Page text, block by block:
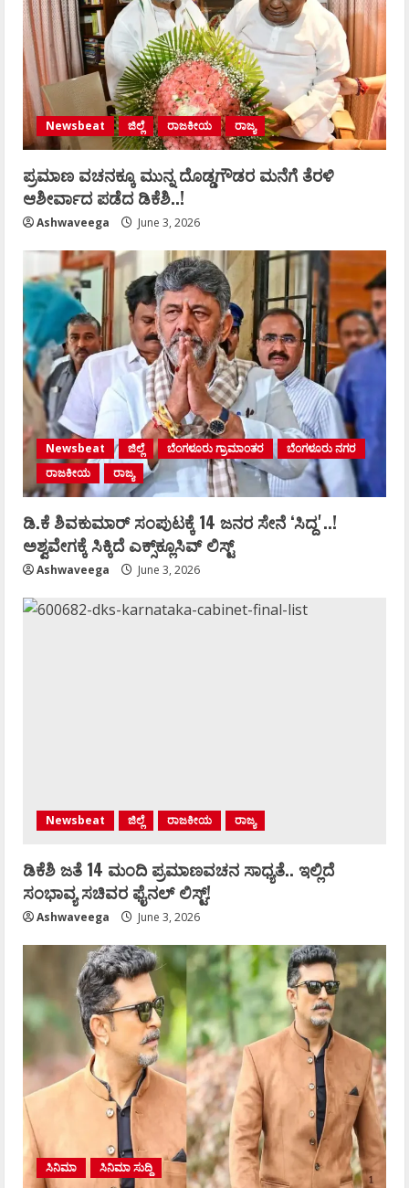
Newsbeat ಜಿಲ್ಲೆ ರಾಜಕೀಯ ರಾಜ್ಯ
ಪ್ರಮಾಣ ವಚನಕ್ಕೂ ಮುನ್ನ ದೊಡ್ಡಗೌಡರ ಮನೆಗೆ ತೆರಳಿ
ಆಶೀರ್ವಾದ ಪಡೆದ ಡಿಕೆಶಿ..!
Ashwaveega June 3, 2026
Newsbeat ಜಿಲ್ಲೆ ಬೆಂಗಳೂರು ಗ್ರಾಮಾಂತರ
ಬೆಂಗಳೂರು ನಗರ
ರಾಜಕೀಯ
ರಾಜ್ಯ
ಡಿ.ಕೆ ಶಿವಕುಮಾರ್‌ ಸಂಪುಟಕ್ಕೆ 14 ಜನರ ಸೇನೆ ʻಸಿದ್ದʼ..!
ಅಶ್ವವೇಗಕ್ಕೆ ಸಿಕ್ಕಿದೆ ಎಕ್ಸ್‌ಕ್ಲೂಸಿವ್‌ ಲಿಸ್ಟ್‌
Ashwaveega June 3, 2026
Newsbeat ಜಿಲ್ಲೆ ರಾಜಕೀಯ ರಾಜ್ಯ
ಡಿಕೆಶಿ ಜತೆ 14 ಮಂದಿ ಪ್ರಮಾಣವಚನ ಸಾಧ್ಯತೆ.. ಇಲ್ಲಿದೆ
ಸಂಭಾವ್ಯ ಸಚಿವರ ಫೈನಲ್ ಲಿಸ್ಟ್‌!
Ashwaveega June 3, 2026
ಸಿನಿಮಾ ಸಿನಿಮಾ ಸುದ್ದಿ